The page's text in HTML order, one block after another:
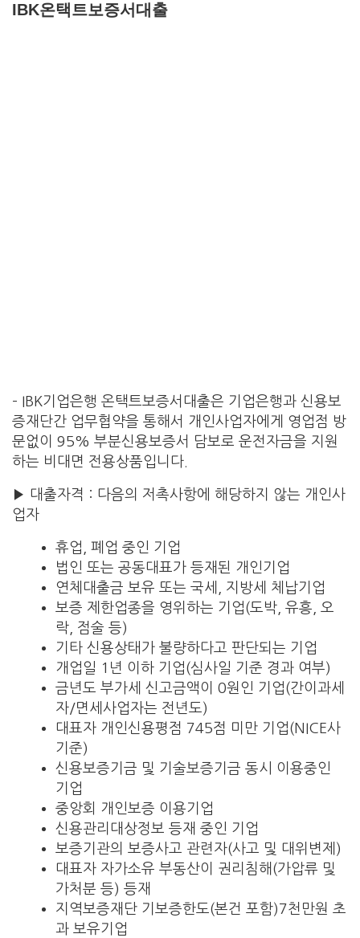
IBK온택트보증서대출
– IBK기업은행 온택트보증서대출은 기업은행과 신용보
증재단간 업무협약을 통해서 개인사업자에게 영업점 방
문없이 95% 부분신용보증서 담보로 운전자금을 지원
하는 비대면 전용상품입니다.
▶ 대출자격 : 다음의 저촉사항에 해당하지 않는 개인사
업자
휴업, 폐업 중인 기업
법인 또는 공동대표가 등재된 개인기업
연체대출금 보유 또는 국세, 지방세 체납기업
보증 제한업종을 영위하는 기업(도박, 유흥, 오
락, 점술 등)
기타 신용상태가 불량하다고 판단되는 기업
개업일 1년 이하 기업(심사일 기준 경과 여부)
금년도 부가세 신고금액이 0원인 기업(간이과세
자/면세사업자는 전년도)
대표자 개인신용평점 745점 미만 기업(NICE사
기준)
신용보증기금 및 기술보증기금 동시 이용중인
기업
중앙회 개인보증 이용기업
신용관리대상정보 등재 중인 기업
보증기관의 보증사고 관련자(사고 및 대위변제)
대표자 자가소유 부동산이 권리침해(가압류 및
가처분 등) 등재
지역보증재단 기보증한도(본건 포함)7천만원 초
과 보유기업